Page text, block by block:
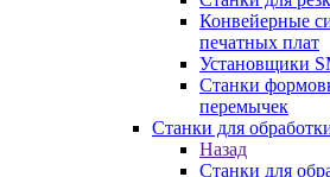
Конвейерные
печатных плат
Установщики
Станки
перемычек
Станки для
Назад
Станки для